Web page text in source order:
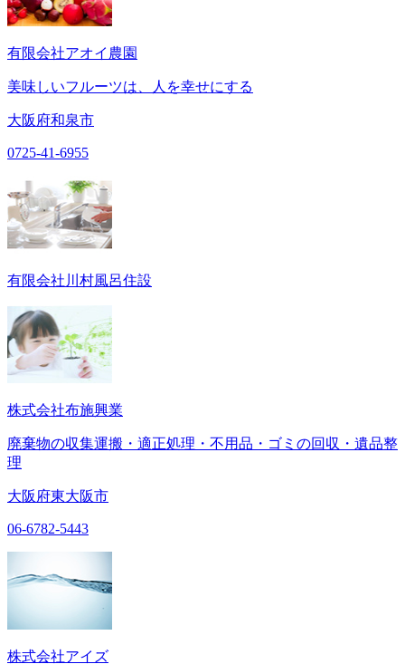
有限会社アオイ農園
美味しいフルーツは、人を幸せにする
大阪府和泉市
0725-41-6955
有限会社川村風呂住設
株式会社布施興業
廃棄物の収集運搬・適正処理・不用品・ゴミの回収・遺品整
理
大阪府東大阪市
06-6782-5443
株式会社アイズ